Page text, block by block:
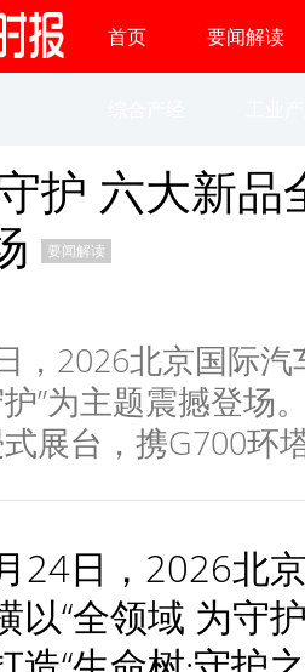
首页 要闻解读
护 六大新
要闻解读
，2026北京国际
”为主题震撼登场
展台，携G700环
24日，2026北
以“全领域 为守